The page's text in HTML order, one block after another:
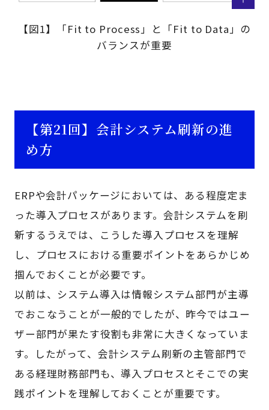
【図1】「Fit to Process」と「Fit to Data」の
バランスが重要
【第21回】会計システム刷新の進
め方
ERPや会計パッケージにおいては、ある程度定ま
った導入プロセスがあります。会計システムを刷
新するうえでは、こうした導入プロセスを理解
し、プロセスにおける重要ポイントをあらかじめ
掴んでおくことが必要です。
以前は、システム導入は情報システム部門が主導
でおこなうことが一般的でしたが、昨今ではユー
ザー部門が果たす役割も非常に大きくなっていま
す。したがって、会計システム刷新の主管部門で
ある経理財務部門も、導入プロセスとそこでの実
践ポイントを理解しておくことが重要です。